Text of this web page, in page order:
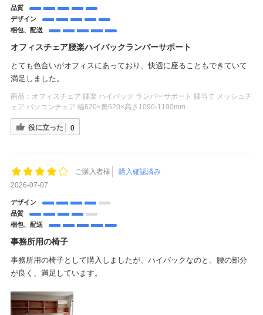
品質
デザイン
梱包、配送
オフィスチェア腰楽ハイバックランバーサポート
とても色合いがオフィスにあっており、快適に座ることもできていて
満足しました。
商品： オフィスチェア 腰楽 ハイバック ランバーサポート 腰当て メッシュチ
ェア パソコンチェア 幅620×奥620×高さ1090-1190mm
役に立った 0
ご購入者様
購入確認済み
2026-07-07
デザイン
品質
梱包、配送
事務所用の椅子
事務所用の椅子として購入しましたが、ハイバックなのと、腰の部分
が良く、満足しています。